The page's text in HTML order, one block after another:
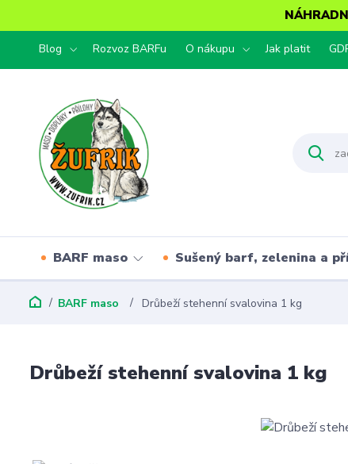
Blog Rozvoz BARFu O nákupu Jak platit
BARF maso Sušený barf, zelenina a
BARF maso Drůbeží stehenní svalovina 1 kg
Drůbeží stehenní svalovina 1 kg